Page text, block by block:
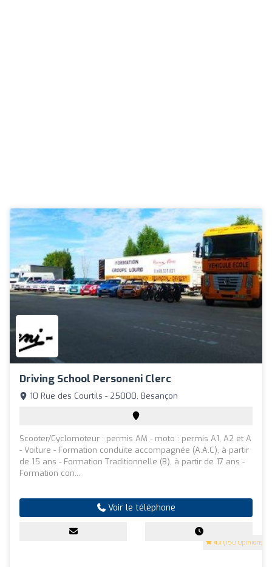
Driving School Personeni Clerc
4.1 (150 Opinions)
10 Rue des Courtils - 25000, Besançon
Scooter/Cyclomoteur : permis AM - moto : permis A1, A2 et A
- Voiture - Formation conduite accompagnée (A.A.C), à partir
de 15 ans - Formation Traditionnelle (B), à partir de 17 ans -
Formation con...
Voir le téléphone